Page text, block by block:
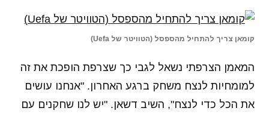
קומאן צריך להתחיל מהספסל (הטוויטר של Uefa)
המאמן הצרפתי נשאל לגבי כך שצרפת הופכת את זה
למומחיות לנצח משחק ברגע האחרון. "אנחנו עושים
את הכל כדי לנצח", השיב דשאן. "יש לנו שחקנים עם